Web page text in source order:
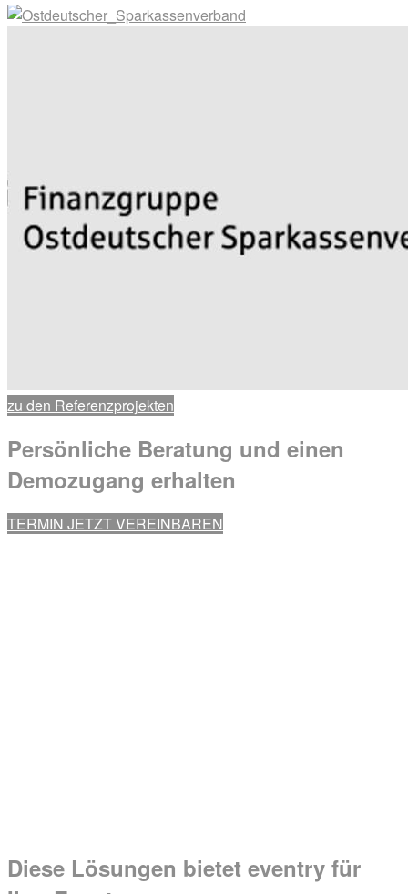
zu den Referenzprojekten
Persönliche Beratung und einen
Demozugang erhalten
TERMIN JETZT VEREINBAREN
Diese Lösungen bietet eventry für